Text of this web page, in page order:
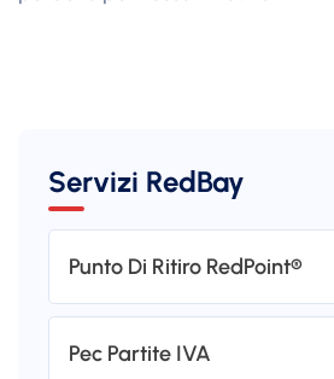
Servizi RedBay
Punto Di Ritiro RedPoint®
Pec Partite IVA